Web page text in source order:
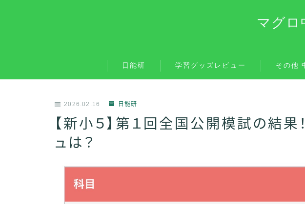
マグロ
日能研 学習グッズレビュー その他
2026.02.16 日能研
【新小５】第１回全国公開模試の結果
ュは？